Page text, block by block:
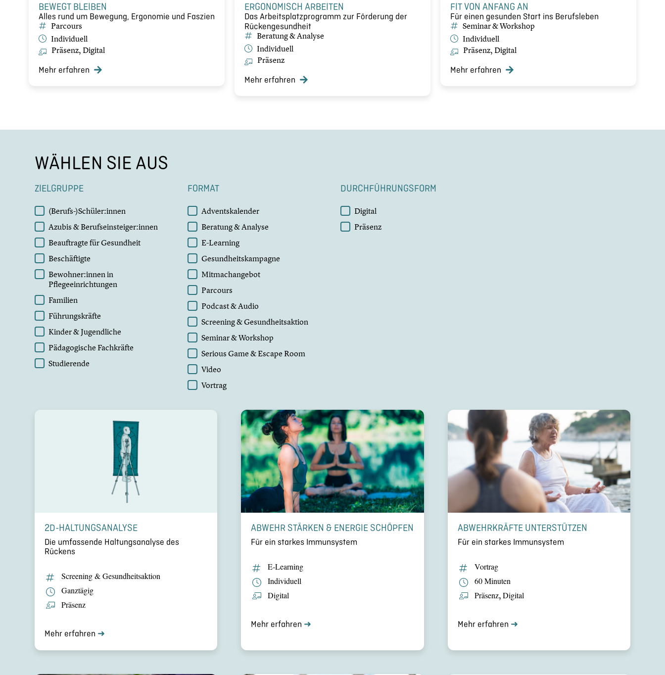
BEWEGT BLEIBEN
Alles rund um Bewegung, Ergonomie und Faszien
Parcours
Indivi­du­ell
Präsenz, Digital
Mehr erfahren
ERGONO­MISCH ARBEITEN
Das Arbeits­platz­pro­gramm zur Förderung der
Rücken­ge­sund­heit
Beratung & Analyse
Indivi­du­ell
Präsenz
Mehr erfahren
FIT VON ANFANG AN
Für einen gesunden Start ins Berufs­le­ben
Seminar & Workshop
Indivi­du­ell
Präsenz, Digital
Mehr erfahren
WÄHLEN SIE AUS
ZIELGRUPPE
ZIELGRUPPE
(Berufs-)Schüler:innen
Azubis & Berufseinsteiger:innen
Beauftragte für Gesundheit
Beschäftigte
Bewohner:innen in
Pflegeeinrichtungen
Familien
Führungskräfte
Kinder & Jugendliche
Pädagogische Fachkräfte
Studierende
FORMAT
FORMAT
Adventskalender
Beratung & Analyse
E-Learning
Gesundheitskampagne
Mitmachangebot
Parcours
Podcast & Audio
Screening & Gesundheitsaktion
Seminar & Workshop
Serious Game & Escape Room
Video
Vortrag
DURCHFÜHRUNGSFORM
DURCHFÜHRUNGSFORM
Digital
Präsenz
2D-HALTUNGSANALYSE
Die umfas­sende Haltungs­ana­lyse des
Rückens
Screening & Gesund­heits­ak­tion
Ganztägig
Präsenz
Mehr erfahren ➜
ABWEHR STÄRKEN & ENERGIE SCHÖPFEN
Für ein starkes Immun­sys­tem
E‑Learning
Indivi­du­ell
Digital
Mehr erfahren ➜
ABWEHR­KRÄFTE UNTER­STÜT­ZEN
Für ein starkes Immun­sys­tem
Vortrag
60 Minuten
Präsenz,Digital
Mehr erfahren ➜